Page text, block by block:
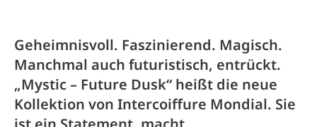
Geheimnisvoll. Faszinierend. Magisch.
Manchmal auch futuristisch, entrückt.
„Mystic – Future Dusk“ heißt die neue
Kollektion von Intercoiffure Mondial. Sie